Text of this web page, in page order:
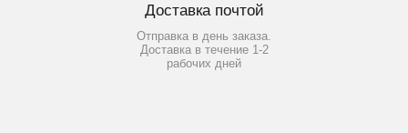
Доставка почтой
Отправка в день заказа.
Доставка в течение 1-2
рабочих дней